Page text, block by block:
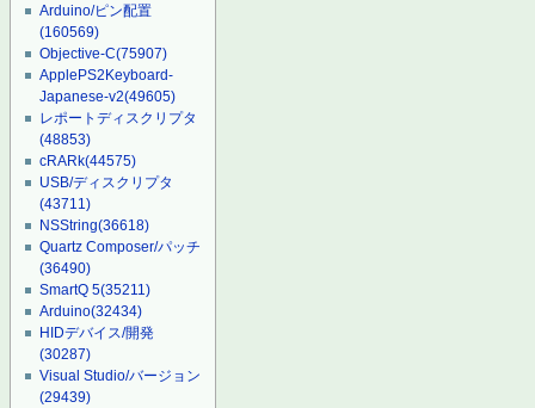
Arduino/ピン配置
(160569)
Objective-C(75907)
ApplePS2Keyboard-
Japanese-v2(49605)
レポートディスクリプタ
(48853)
cRARk(44575)
USB/ディスクリプタ
(43711)
NSString(36618)
Quartz Composer/パッチ
(36490)
SmartQ 5(35211)
Arduino(32434)
HIDデバイス/開発
(30287)
Visual Studio/バージョン
(29439)